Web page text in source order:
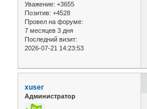
Уважение: +3655
Позитив: +4528
Провел на форуме:
7 месяцев 3 дня
Последний визит:
2026-07-21 14:23:53
xuser
Администратор